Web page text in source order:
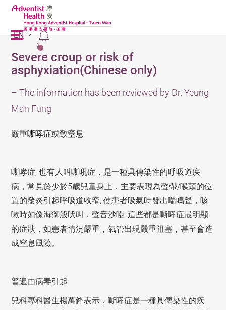
2
EN
Severe croup or risk of
asphyxiation(Chinese only)
– The information has been reviewed by Dr. Yeung
Man Fung
嚴重嘶哮症或致窒息
嘶哮症,也有人叫嘶吼症，是一種具傳染性的呼吸道疾
病，常見於少於5歳兒童身上，主要表現為聲帶/喉頭的位
置的發炎引起呼吸道收窄,使患者吸氣時發出喘鳴聲，咳
嗽時如像海獅般吠叫，聲音沙啞,這些都是嘶哮症最明顯
的症狀，如患者情況嚴重，氣管出現嚴重阻塞，甚至會造
成窒息風險。
普遍由病毒引起
兒科專科醫生楊萬鋒表示，嘶哮症是一種具傳染性的疾